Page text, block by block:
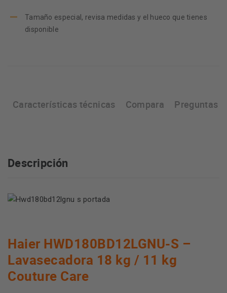
Tamaño especial, revisa medidas y el hueco que tienes
disponible
Características técnicas Compara Preguntas
Descripción
Haier HWD180BD12LGNU-S –
Lavasecadora 18 kg / 11 kg
Couture Care